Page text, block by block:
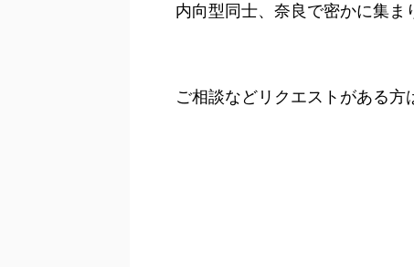
内向型同士、奈良で密かに集ま
ご相談などリクエストがある方